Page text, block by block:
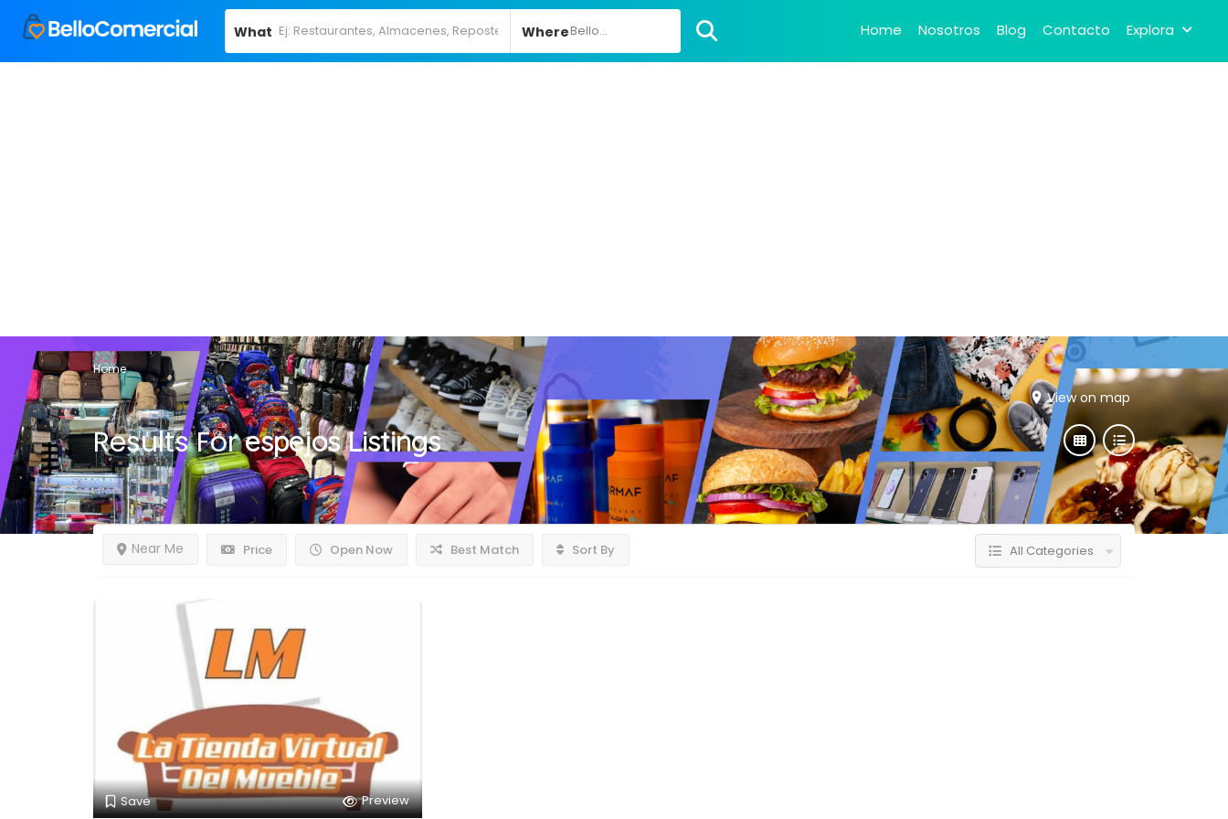
What WhereBello... Home Nosotros Blog Contacto Explora
Home
View on map
Results Forespejos Listings
Price Open Now
Near Me Best Match Sort By All Categories
Save Preview